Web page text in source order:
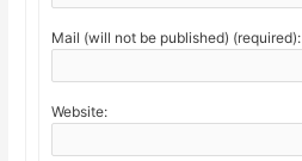
Mail (will not be published) (required):
Website: